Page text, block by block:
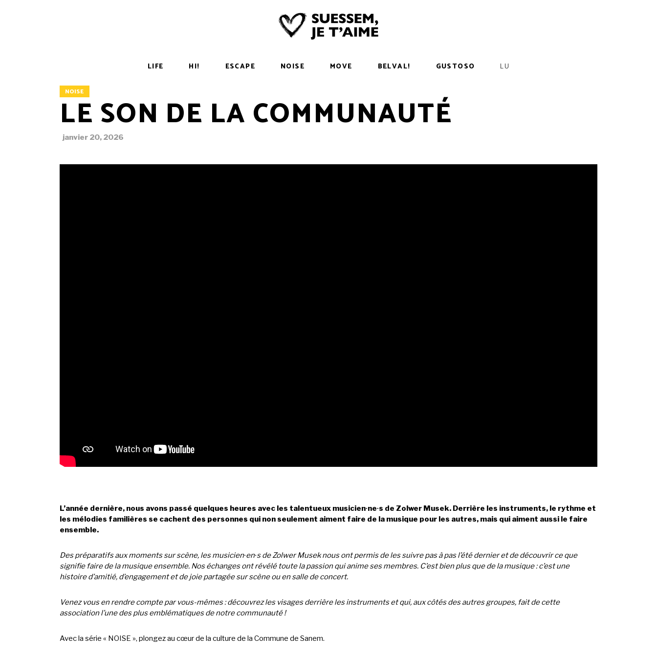
LIFE HI! ESCAPE NOISE MOVE BELVAL! GUSTOSO LU
NOISE
LE SON DE LA COMMUNAUTÉ
janvier 20, 2026
L’année dernière, nous avons passé quelques heures avec les talentueux musicien∙ne∙s de Zolwer Musek. Derrière les instruments, le rythme et
les mélodies familières se cachent des personnes qui non seulement aiment faire de la musique pour les autres, mais qui aiment aussi le faire
ensemble.
Des préparatifs aux moments sur scène, les musicien∙en∙s de Zolwer Musek nous ont permis de les suivre pas à pas l’été dernier et de découvrir ce que
signifie faire de la musique ensemble. Nos échanges ont révélé toute la passion qui anime ses membres. C’est bien plus que de la musique : c’est une
histoire d’amitié, d’engagement et de joie partagée sur scène ou en salle de concert.
Venez vous en rendre compte par vous-mêmes : découvrez les visages derrière les instruments et qui, aux côtés des autres groupes, fait de cette
association l’une des plus emblématiques de notre communauté !
Avec la série « NOISE », plongez au cœur de la culture de la Commune de Sanem.